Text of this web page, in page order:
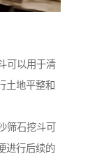
可以用于清
土地平整和
筛石挖斗可
进行后续的